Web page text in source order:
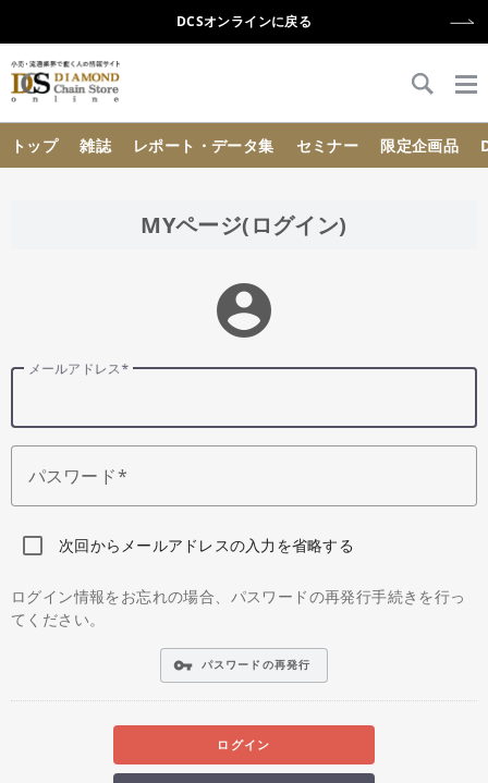
DCSオンラインに戻る
トップ 雑誌 レポート・データ集 セミナー 限定企画品
MYページ(ログイン)
account_circle
メールアドレス
パスワード
次回からメールアドレスの入力を省略する
ログイン情報をお忘れの場合、パスワードの再発行手続きを行っ
てください。
vpn_key パスワードの再発行
ログイン